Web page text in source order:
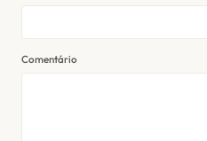
Comentário